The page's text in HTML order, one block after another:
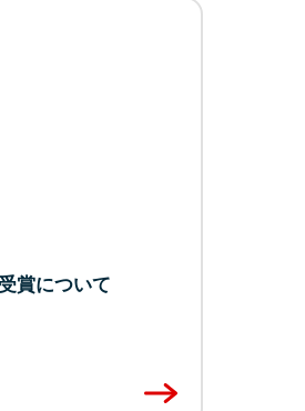
賞について